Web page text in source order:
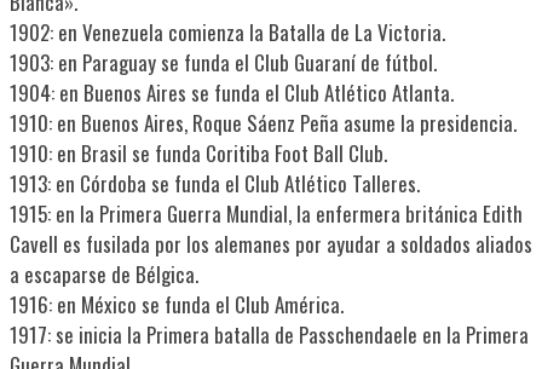
1902: en Venezuela comienza la Batalla de La Victoria.
1903: en Paraguay se funda el Club Guaraní de fútbol.
1904: en Buenos Aires se funda el Club Atlético Atlanta.
1910: en Buenos Aires, Roque Sáenz Peña asume la presidencia.
1910: en Brasil se funda Coritiba Foot Ball Club.
1913: en Córdoba se funda el Club Atlético Talleres.
1915: en la Primera Guerra Mundial, la enfermera británica Edith
Cavell es fusilada por los alemanes por ayudar a soldados aliados
a escaparse de Bélgica.
1916: en México se funda el Club América.
1917: se inicia la Primera batalla de Passchendaele en la Primera